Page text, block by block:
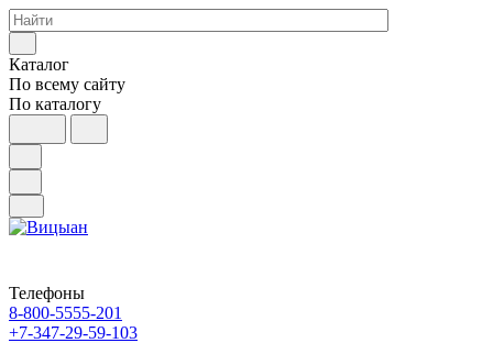
Каталог
По всему сайту
По каталогу
Телефоны
8-800-5555-201
+7-347-29-59-103